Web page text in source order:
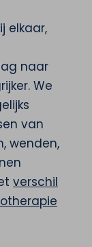
elkaar,
naar
We
van
wenden,
verschil